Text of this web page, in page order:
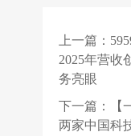
2 天前
2 天前
上一篇：
2025年营收
务亮眼
下一篇：
两家中国科